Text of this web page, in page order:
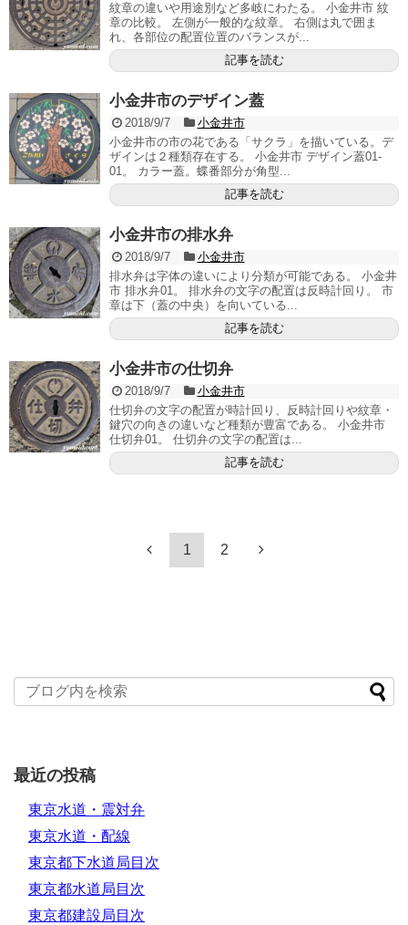
紋章の違いや用途別など多岐にわたる。 小金井市 紋
章の比較。 左側が一般的な紋章。 右側は丸で囲ま
れ、各部位の配置位置のバランスが...
記事を読む
小金井市のデザイン蓋
2018/9/7
小金井市
小金井市の市の花である「サクラ」を描いている。デ
ザインは２種類存在する。 小金井市 デザイン蓋01-
01。 カラー蓋。蝶番部分が角型...
記事を読む
小金井市の排水弁
2018/9/7
小金井市
排水弁は字体の違いにより分類が可能である。 小金井
市 排水弁01。 排水弁の文字の配置は反時計回り。 市
章は下（蓋の中央）を向いている...
記事を読む
小金井市の仕切弁
2018/9/7
小金井市
仕切弁の文字の配置が時計回り、反時計回りや紋章・
鍵穴の向きの違いなど種類が豊富である。 小金井市
仕切弁01。 仕切弁の文字の配置は...
記事を読む
1 2
最近の投稿
東京水道・震対弁
東京水道・配線
東京都下水道局目次
東京都水道局目次
東京都建設局目次